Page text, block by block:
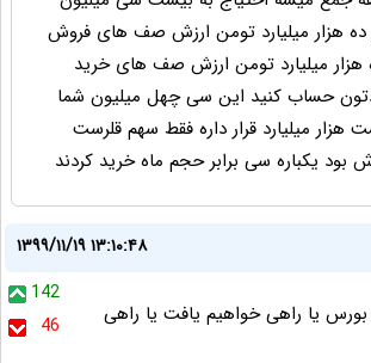
ده هزار میلیارد تومن ارزش صف های فروش
هزار میلیارد تومن ارزش صف های خرید
حساب کنید این سی چهل میلیون شما
میلیارد قرار داره فقط سهم قلرست
بود یکباره سی برابر حجم ماه خرید کردند
۱۳۹۹/۱۱/۱۹ ۱۳:۱۰:۴۸
142
46
یا راهی خواهیم یافت یا راهی